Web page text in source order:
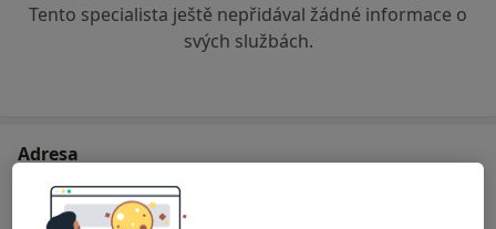
Tento specialista ještě nepřidával žádné informace o
svých službách.
Adresa
Sam. ordinace PL - stomatologa